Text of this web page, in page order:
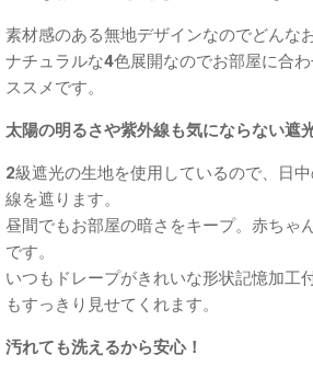
素材感のある無地デザインなのでどんな
ナチュラルな4色展開なのでお部屋に合
ススメです。
太陽の明るさや紫外線も気にならない遮
2級遮光の生地を使用しているので、日
線を遮ります。
昼間でもお部屋の暗さをキープ。赤ちゃ
です。
いつもドレープがきれいな形状記憶加工
もすっきり見せてくれます。
汚れても洗えるから安心！